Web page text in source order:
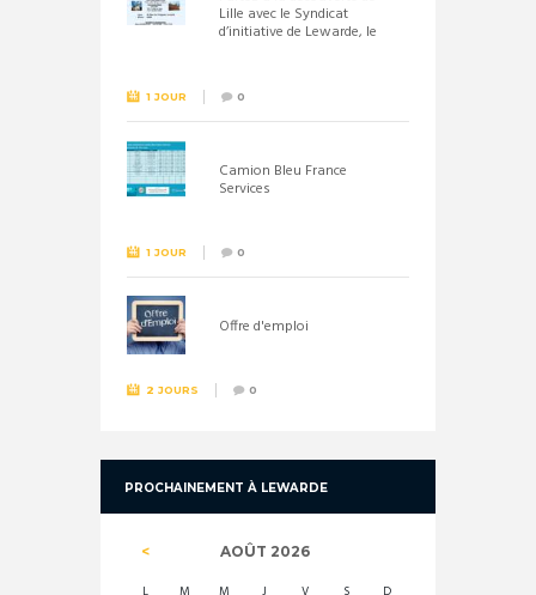
Lille avec le Syndicat
d’initiative de Lewarde, le
1 JOUR 0
Camion Bleu France
Services
1 JOUR 0
Offre d'emploi
2 JOURS 0
PROCHAINEMENT À LEWARDE
AOÛT 2026